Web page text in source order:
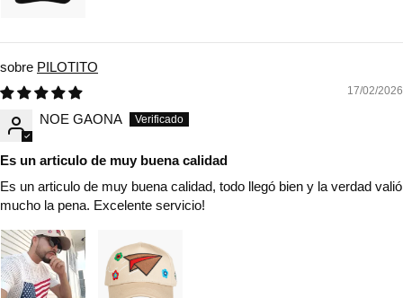
PILOTITO
17/02/2026
NOE GAONA
Es un articulo de muy buena calidad
Es un articulo de muy buena calidad, todo llegó bien y la verdad valió
mucho la pena. Excelente servicio!